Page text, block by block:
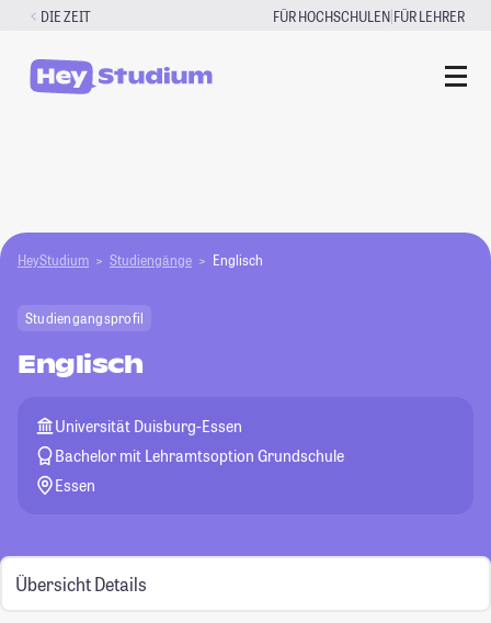
Zum
springen
DIE ZEIT FÜR HOCHSCHULEN|FÜR LEHRER
HeyStudium Studiengänge Englisch
Studiengangsprofil
Englisch
Universität Duisburg-Essen
Bachelor mit Lehramtsoption Grundschule
Essen
Übersicht Details